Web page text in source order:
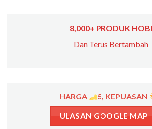
8,000+ PRODUK HOBI
Dan Terus Bertambah
HARGA 5, KEPUASAN
ULASAN GOOGLE MAP